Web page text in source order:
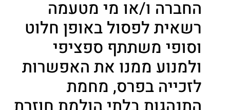
החברה ו/או מי מטעמה
רשאית לפסול באופן חלוט
וסופי משתתף ספציפי
ולמנוע ממנו את האפשרות
לזכייה בפרס, מחמת